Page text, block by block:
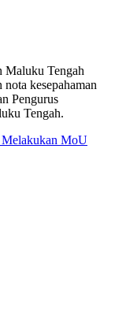
Maluku Tengah
kesepahaman
Pengurus
Tengah.
Melakukan MoU